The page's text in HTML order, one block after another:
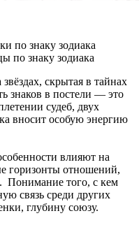
по знаку зодиака
знаку зодиака
скрытая в тайнах
знаков в постели — это
судеб, двух
вносит особую энергию
влияют на
горизонты отношений,
Понимание того, с кем
связь среди других
глубину союзу.